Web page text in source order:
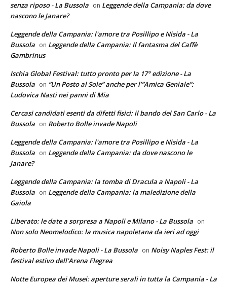
senza riposo - La Bussola on Leggende della Campania: da dove
nascono le Janare?
Leggende della Campania: l'amore tra Posillipo e Nisida - La
Bussola on Leggende della Campania: Il fantasma del Caffè
Gambrinus
Ischia Global Festival: tutto pronto per la 17° edizione - La
Bussola on “Un Posto al Sole” anche per l’”Amica Geniale”:
Ludovica Nasti nei panni di Mia
Cercasi candidati esenti da difetti fisici: il bando del San Carlo - La
Bussola on Roberto Bolle invade Napoli
Leggende della Campania: l'amore tra Posillipo e Nisida - La
Bussola on Leggende della Campania: da dove nascono le
Janare?
Leggende della Campania: la tomba di Dracula a Napoli - La
Bussola on Leggende della Campania: la maledizione della
Gaiola
Liberato: le date a sorpresa a Napoli e Milano - La Bussola on
Non solo Neomelodico: la musica napoletana da ieri ad oggi
Roberto Bolle invade Napoli - La Bussola on Noisy Naples Fest: il
festival estivo dell’Arena Flegrea
Notte Europea dei Musei: aperture serali in tutta la Campania - La